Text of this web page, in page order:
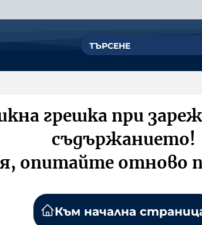
грешка при
съдържанието!
опитайте отново
Към начална